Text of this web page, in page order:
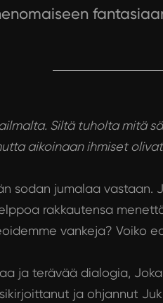
Siltä tuholta mitä
aikoinaan ihmiset
sodan jumalaa
rakkautensa
vankeja? Voiko
ja terävää dialogia,
ja ohjannut